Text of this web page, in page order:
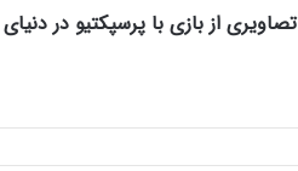
نسل جدید مانیتور استودیو
تصاویری از بازی با پرسپکتیو در